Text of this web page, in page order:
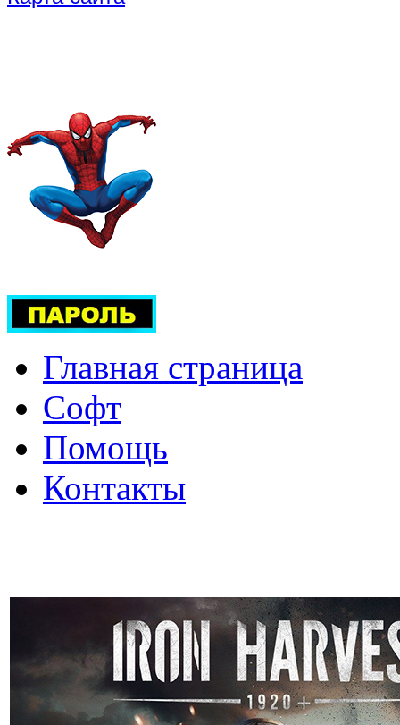
Главная страница
Софт
Помощь
Контакты